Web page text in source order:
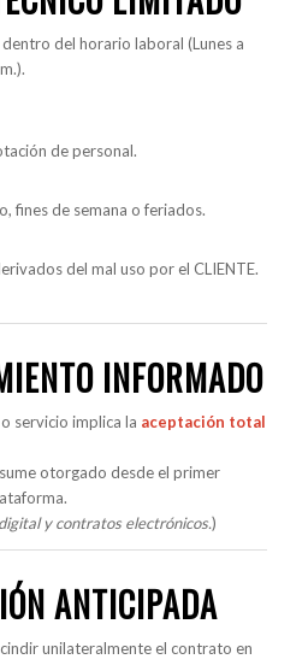
del horario laboral (Lunes a
de personal.
fines de semana o feriados.
del mal uso por el CLIENTE.
INFORMADO
servicio implica la aceptación total
otorgado desde el primer
y contratos electrónicos.)
ANTICIPADA
unilateralmente el contrato en